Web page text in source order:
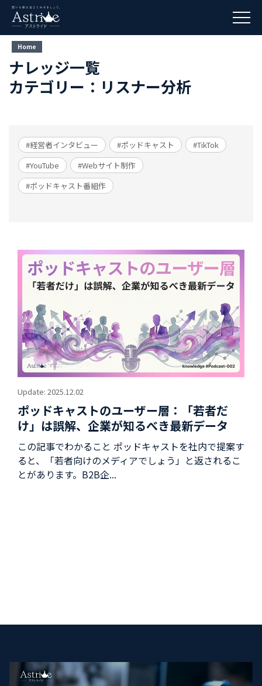
Home
ナレッジ一覧
カテゴリー：リスナー分析
#経営者インタビュー #ポッドキャスト
#TikTok
#YouTube
#Webサイト制作
#ポッドキャスト番組作
Update: 2025.12.02
ポッドキャストのユーザー層：「若者だ
け」は誤解、企業が知るべき最新データ
この記事でわかること ポッドキャストを社内で提案す
ると、「若者向けのメディアでしょう」と返されるこ
とがあります。B2B企...